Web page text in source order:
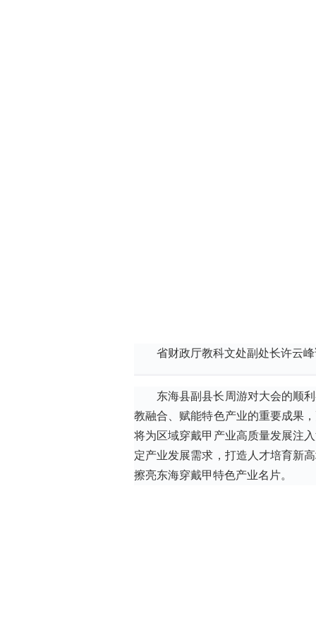
省财政厅教科文处副处长许云
东海县副县长周游对大会的顺
教融合、赋能特色产业的重要成果
将为区域穿戴甲产业高质量发展注
定产业发展需求，打造人才培育新
擦亮东海穿戴甲特色产业名片。